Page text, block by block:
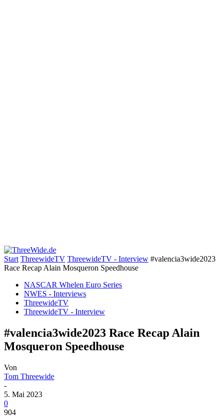
Start ThreewideTV ThreewideTV - Interview #valencia3wide2023
Race Recap Alain Mosqueron Speedhouse
NASCAR Whelen Euro Series
NWES - Interviews
ThreewideTV
ThreewideTV - Interview
#valencia3wide2023 Race Recap Alain
Mosqueron Speedhouse
Von
Tom Threewide
-
5. Mai 2023
0
904